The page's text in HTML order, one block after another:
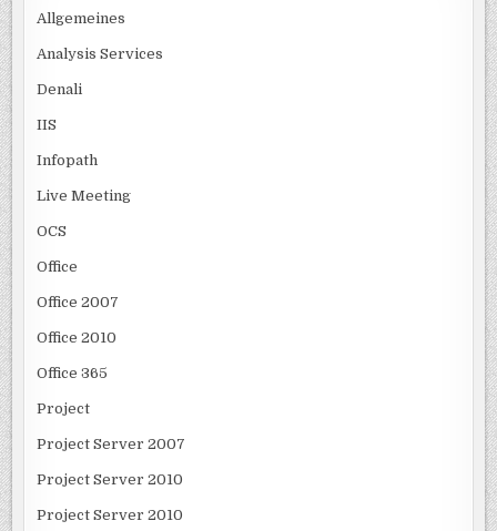
Allgemeines
Analysis Services
Denali
IIS
Infopath
Live Meeting
OCS
Office
Office 2007
Office 2010
Office 365
Project
Project Server 2007
Project Server 2010
Project Server 2010